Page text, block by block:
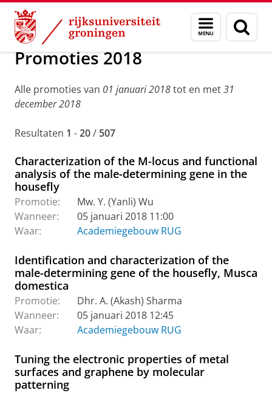
Skip
Content
Skip
Navigation
Menu
en
zoeken
Over ons Actueel Evenementen Promoties
Promoties 2018
Alle promoties van 01 januari 2018tot en met31
december 2018
Resultaten 1 -20/ 507
Characterization of the M-locus and functional
analysis of the male-determining gene in the
housefly
Promotie:
Mw. Y. (Yanli) Wu
Wanneer:
05 januari 2018 11:00
Waar:
Academiegebouw RUG
Identification and characterization of the
male-determining gene of the housefly, Musca
domestica
Promotie:
Dhr. A. (Akash) Sharma
Wanneer:
05 januari 2018 12:45
Waar:
Academiegebouw RUG
Tuning the electronic properties of metal
surfaces and graphene by molecular
patterning